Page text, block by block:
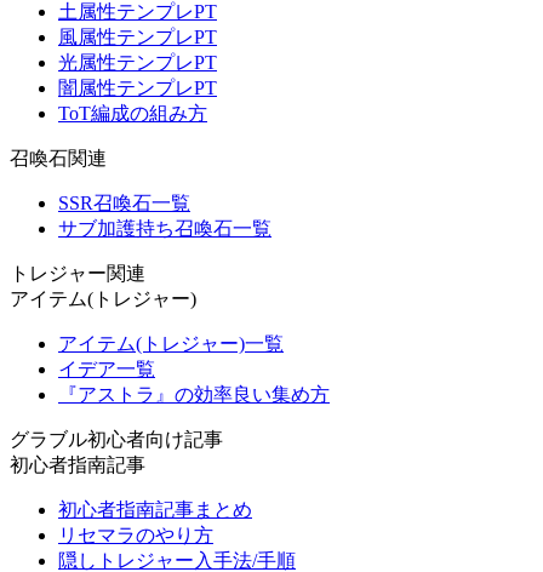
土属性テンプレPT
風属性テンプレPT
光属性テンプレPT
闇属性テンプレPT
ToT編成の組み方
召喚石関連
SSR召喚石一覧
サブ加護持ち召喚石一覧
トレジャー関連
アイテム(トレジャー)
アイテム(トレジャー)一覧
イデア一覧
『アストラ』の効率良い集め方
グラブル初心者向け記事
初心者指南記事
初心者指南記事まとめ
リセマラのやり方
隠しトレジャー入手法/手順